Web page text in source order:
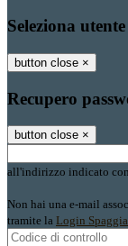
Seleziona utente
button close ×
Recupero
button close ×
all'indirizzo indicato
Non hai una e-mail
tramite la Login